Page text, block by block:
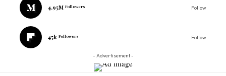
4.95M Followers Follow
45k Followers Follow
- Advertisement -